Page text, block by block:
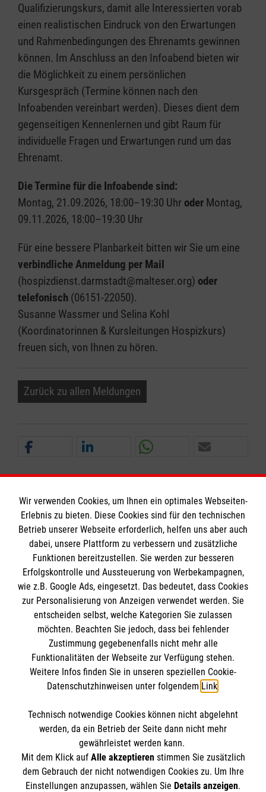
Qualifizierungskurs, damit alle Interessierten vorab
einen realistischen Eindruck von den Erwartungen
und Rahmenbedingungen des Ehrenamts gewinnen
können. Im Anschluss an den Infoabend bieten wir
die Möglichkeit zu einem persönlichen
Kursgespräch (Termine können nach den
Infoabenden vereinbart werden). Dieses dient dem
gegenseitigen Kennenlernen und gibt Raum für
individuelle Fragen und Erwartungen rund um das
Ehrenamt.
Die Termine für die Infoabende sind:
Montag, 21.09.2026, 18:00–19:30 Uhr oder Montag,
09.11.2026, 18:00–19:30 Uhr
Für eine bessere Planbarkeit bitten wir Sie um eine
verbindliche Anmeldung per Mail
(hospizdienst.darmstadt@malteser.org) oder
telefonisch (06151-22050).
Susanne Wassmer und Selina Kohl
(Koordinatorinnen & Kursleitungen Hospizkurs)
freuen sich, von Ihnen zu hören.
Zurück zu allen Meldungen
Informationen
Impressum
Datenschutz
Barrierefreiheit
Kontakt
Die Malteser
Malteser in Deutschland
Malteserorden
Sharepoint
Spendenkonto
Pax-Bank für Kirche und Caritas eG
IBAN: DE47 3706 0193 4001 1550 89
BIC: GENODED1PAX
So finden Sie uns
Baustraße 3
64372 Ober-Ramstadt
Der Malteser Hilfsdienst e.V. ist als eingetragene
Wir verwenden Cookies, um Ihnen ein optimales Webseiten-
Erlebnis zu bieten. Diese Cookies sind für den technischen
Betrieb unserer Webseite erforderlich, helfen uns aber auch
dabei, unsere Plattform zu verbessern und zusätzliche
Funktionen bereitzustellen. Sie werden zur besseren
Erfolgskontrolle und Aussteuerung von Werbekampagnen,
wie z.B. Google Ads, eingesetzt. Das bedeutet, dass Cookies
zur Personalisierung von Anzeigen verwendet werden. Sie
entscheiden selbst, welche Kategorien Sie zulassen
möchten. Beachten Sie jedoch, dass bei fehlender
Zustimmung gegebenenfalls nicht mehr alle
Funktionalitäten der Webseite zur Verfügung stehen.
Weitere Infos finden Sie in unseren speziellen Cookie-
Datenschutzhinweisen unter folgendem Link.
Technisch notwendige Cookies können nicht abgelehnt
werden, da ein Betrieb der Seite dann nicht mehr
gewährleistet werden kann.
Mit dem Klick auf Alle akzeptierenstimmen Sie zusätzlich
dem Gebrauch der nicht notwendigen Cookies zu. Um Ihre
Einstellungen anzupassen, wählen Sie Details anzeigen.